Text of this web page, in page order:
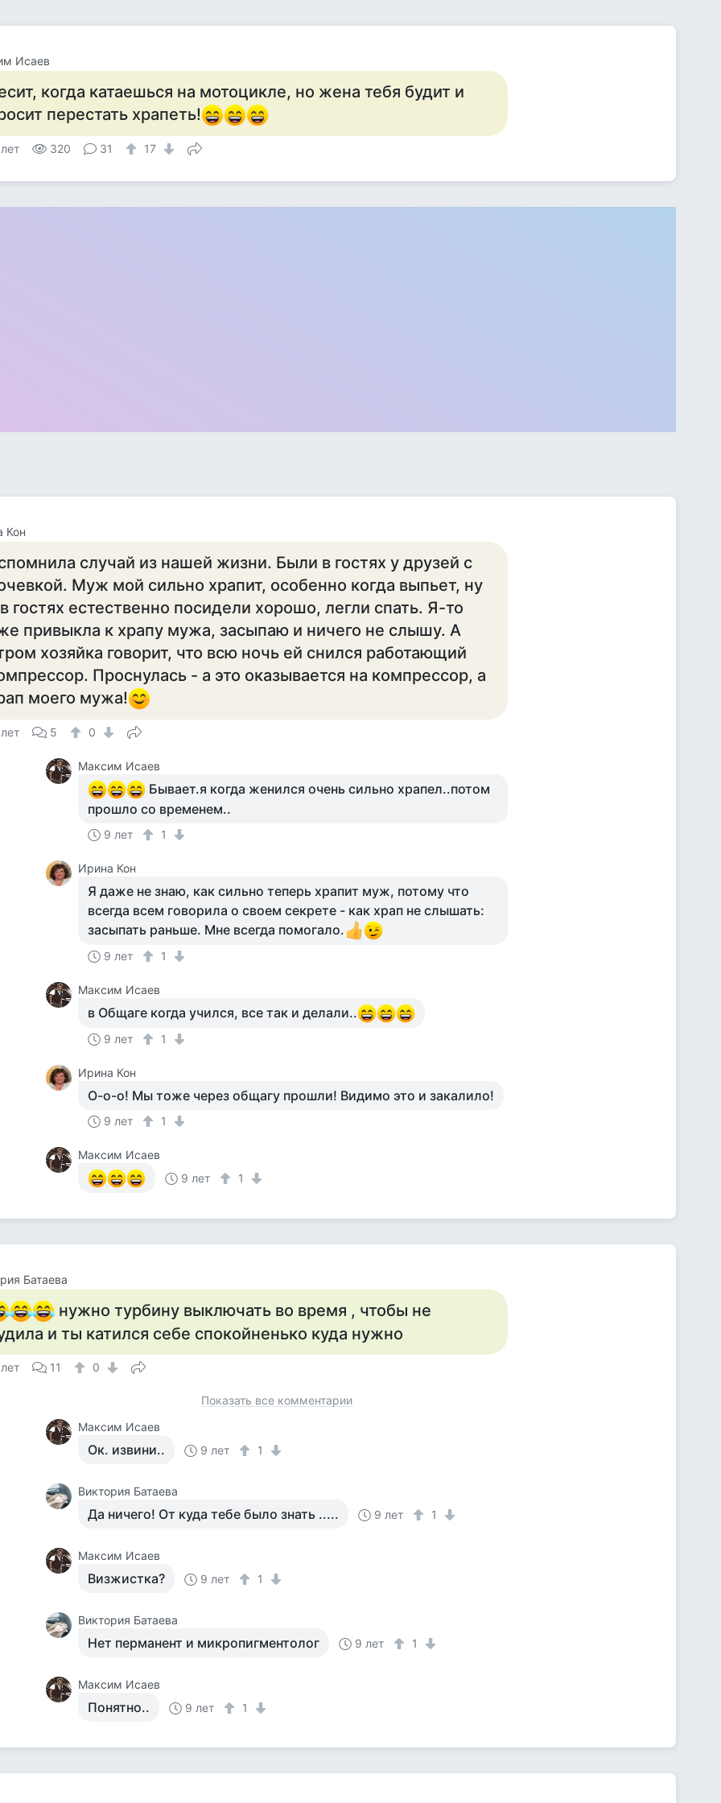
Исаев
когда катаешься на мотоцикле, но жена тебя будит и
перестать храпеть!
320 31 17
Кон
случай из нашей жизни. Были в гостях у друзей с
Муж мой сильно храпит, особенно когда выпьет, ну
гостях естественно посидели хорошо, легли спать. Я-то
привыкла к храпу мужа, засыпаю и ничего не слышу. А
хозяйка говорит, что всю ночь ей снился работающий
Проснулась - а это оказывается на компрессор, а
моего мужа!
5 0
Максим Исаев
Бывает.я когда женился очень сильно храпел..потом
прошло со временем..
9 лет 1
Ирина Кон
Я даже не знаю, как сильно теперь храпит муж, потому что
всегда всем говорила о своем секрете - как храп не слышать:
засыпать раньше. Мне всегда помогало.
9 лет 1
Максим Исаев
в Общаге когда учился, все так и делали..
9 лет 1
Ирина Кон
О-о-о! Мы тоже через общагу прошли! Видимо это и закалило!
9 лет 1
Максим Исаев
9 лет
1
Батаева
нужно турбину выключать во время , чтобы не
и ты катился себе спокойненько куда нужно
11 0
Показать все комментарии
Максим Исаев
Ок. извини.. 9 лет 1
Виктория Батаева
Да ничего! От куда тебе было знать ..... 9 лет 1
Максим Исаев
Визжистка? 9 лет 1
Виктория Батаева
Нет перманент и микропигментолог 9 лет 1
Максим Исаев
Понятно.. 9 лет 1